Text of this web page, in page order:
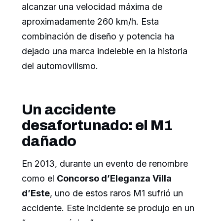
alcanzar una velocidad máxima de
aproximadamente 260 km/h. Esta
combinación de diseño y potencia ha
dejado una marca indeleble en la historia
del automovilismo.
Un accidente
desafortunado: el M1
dañado
En 2013, durante un evento de renombre
como el Concorso d’Eleganza Villa
d’Este, uno de estos raros M1 sufrió un
accidente. Este incidente se produjo en un